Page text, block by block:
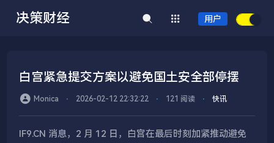
决策财经 用户
白宫紧急提交方案以避免国土安全部停摆
Monica ⋅ 2026-02-12 22:32:22 ⋅ 121 阅读 ⋅ 快讯
IF9.CN 消息，2 月 12 日，白宫在最后时刻加紧推动避免